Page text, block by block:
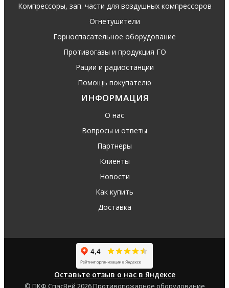
Компрессоры, зап. части для воздушных компрессоров
Огнетушители
Горноспасательное оборудование
Противогазы и продукция ГО
Рации и радиостанции
Помощь покупателю
ИНФОРМАЦИЯ
О нас
Вопросы и ответы
Партнеры
Клиенты
Новости
Как купить
Доставка
© ПКФ СпасВей 2026 Противопожарное оборудование
Оставьте отзыв о нас в Яндексе